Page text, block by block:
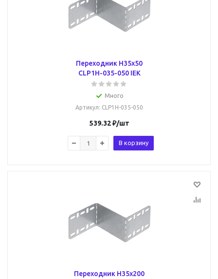
Переходник Н35х50
CLP1H-035-050 IEK
Много
Артикул: CLP1H-035-050
539.32₽/шт
В корзину
Переходник Н35х200